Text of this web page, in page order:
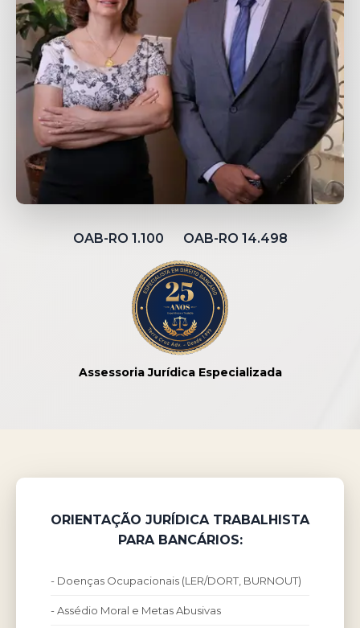
OAB-RO 1.100 OAB-RO 14.498
Assessoria Jurídica Especializada
ORIENTAÇÃO JURÍDICA TRABALHISTA
PARA BANCÁRIOS:
- Doenças Ocupacionais (LER/DORT, BURNOUT)
- Assédio Moral e Metas Abusivas